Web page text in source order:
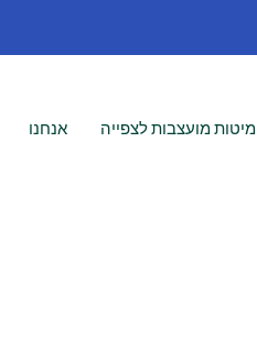
אנחנו מיטות מועצבות לצפייה